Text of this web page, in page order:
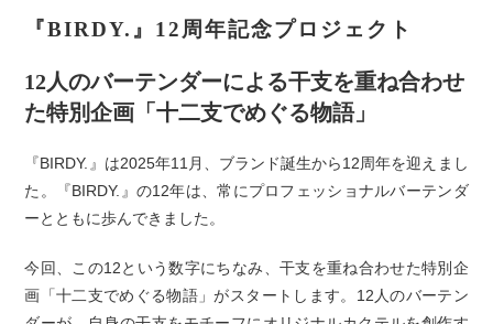
『BIRDY.』12周年記念プロジェクト
12人のバーテンダーによる干支を重ね合わせ
た特別企画「十二支でめぐる物語」
『BIRDY.』は2025年11月、ブランド誕生から12周年を迎えまし
た。『BIRDY.』の12年は、常にプロフェッショナルバーテンダ
ーとともに歩んできました。
今回、この12という数字にちなみ、干支を重ね合わせた特別企
画「十二支でめぐる物語」がスタートします。12人のバーテン